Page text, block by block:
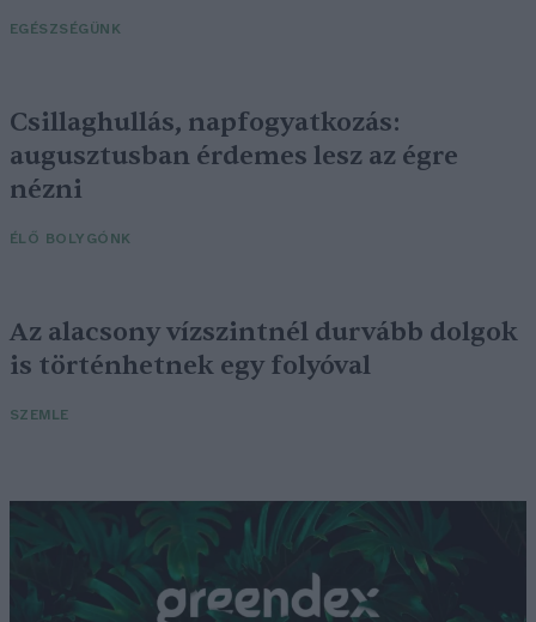
EGÉSZSÉGÜNK
Csillaghullás, napfogyatkozás:
augusztusban érdemes lesz az égre
nézni
ÉLŐ BOLYGÓNK
Az alacsony vízszintnél durvább dolgok
is történhetnek egy folyóval
SZEMLE